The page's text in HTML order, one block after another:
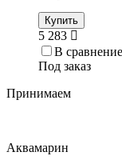
Купить
5 283
В сравнение
Под заказ
Принимаем
Аквамарин